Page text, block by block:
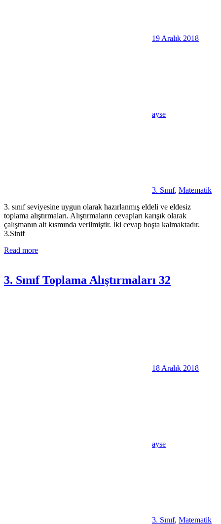
19 Aralık 2018
ayse
3. Sınıf, Matematik
3. sınıf seviyesine uygun olarak hazırlanmış eldeli ve eldesiz
toplama alıştırmaları. Alıştırmaların cevapları karışık olarak
çalışmanın alt kısmında verilmiştir. İki cevap boşta kalmaktadır.
3.Sinif
Read more
3. Sınıf Toplama Alıştırmaları 32
18 Aralık 2018
ayse
3. Sınıf, Matematik